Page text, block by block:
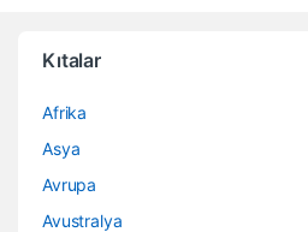
Kıtalar
Afrika
Asya
Avrupa
Avustralya